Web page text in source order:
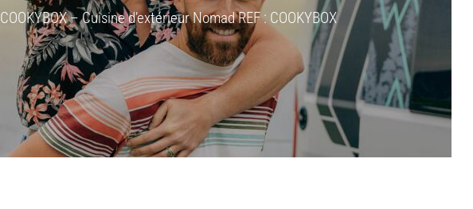
COOKYBOX – Cuisine d’extérieur Nomad REF : COOKYBOX